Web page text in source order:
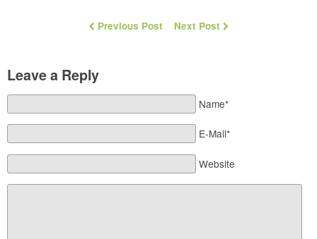
Previous Post Next Post
Leave a Reply
Name*
E-Mail*
Website